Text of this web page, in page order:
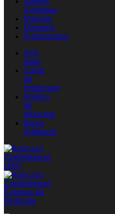
d’imatges
Notícies
Opinions
Publicacions
Avís
legal
Canal
de
l’informant
Política
de
privacitat
Baixa
d’afiliació